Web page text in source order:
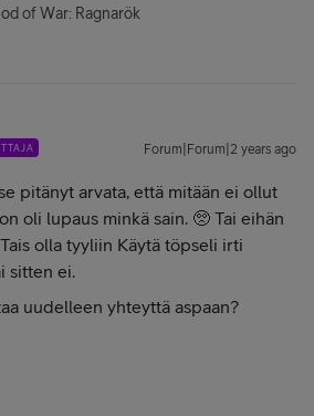
of War: Ragnarök
Forum|Forum|2 years ago
pitänyt arvata, että mitään ei ollut
oli lupaus minkä sain. 🥺 Tai eihän
olla tyyliin Käytä töpseli irti
sitten ei.
uudelleen yhteyttä aspaan?